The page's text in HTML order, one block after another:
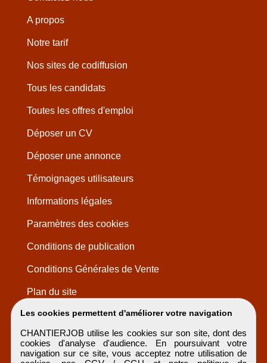
Les cookies permettent d'améliorer votre navigation
CHANTIERJOB utilise les cookies sur son site, dont des
cookies d'analyse d'audience. En poursuivant votre
navigation sur ce site, vous acceptez notre utilisation de
A propos
Notre tarif
Nos sites de codiffusion
Tous les candidats
Toutes les offres d'emploi
Déposer un CV
Déposer une annonce
Témoignages utilisateurs
Informations légales
Paramètres des cookies
Conditions de publication
Conditions Générales de Vente
Plan du site